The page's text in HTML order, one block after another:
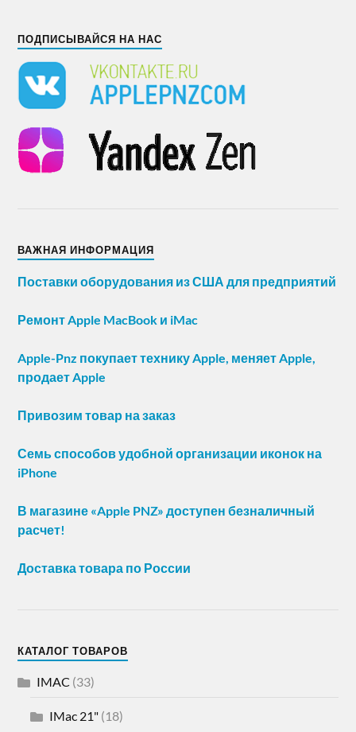
ПОДПИСЫВАЙСЯ НА НАС
ВАЖНАЯ ИНФОРМАЦИЯ
Поставки оборудования из США для предприятий
Ремонт Apple MacBook и iMac
Apple-Pnz покупает технику Apple, меняет Apple,
продает Apple
Привозим товар на заказ
Семь способов удобной организации иконок на
iPhone
В магазине «Apple PNZ» доступен безналичный
расчет!
Доставка товара по России
КАТАЛОГ ТОВАРОВ
IMAC (33)
IMac 21" (18)